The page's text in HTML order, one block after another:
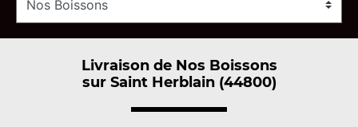
Livraison de Nos Boissons
sur Saint Herblain (44800)